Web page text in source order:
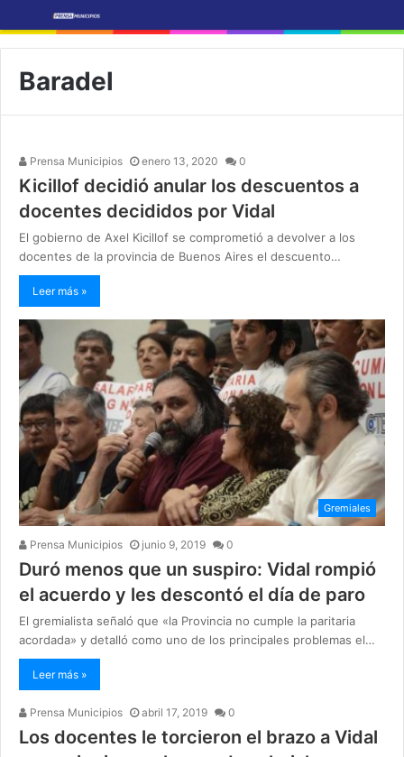
Baradel
Prensa Municipios enero 13, 2020 0
Kicillof decidió anular los descuentos a
docentes decididos por Vidal
El gobierno de Axel Kicillof se comprometió a devolver a los
docentes de la provincia de Buenos Aires el descuento…
Leer más »
Gremiales
Prensa Municipios junio 9, 2019 0
Duró menos que un suspiro: Vidal rompió
el acuerdo y les descontó el día de paro
El gremialista señaló que «la Provincia no cumple la paritaria
acordada» y detalló como uno de los principales problemas el…
Leer más »
Prensa Municipios abril 17, 2019 0
Los docentes le torcieron el brazo a Vidal